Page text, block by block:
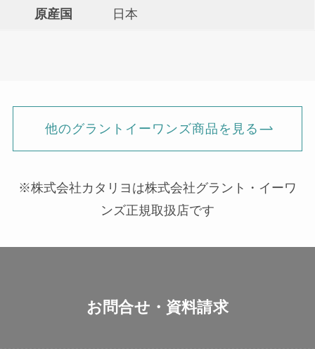
原産国 日本
他のグラントイーワンズ商品を見る
※株式会社カタリヨは株式会社グラント・イーワ
ンズ正規取扱店です
お問合せ・資料請求